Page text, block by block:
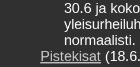
30.6 ja
normaalisti.
Pistekisat